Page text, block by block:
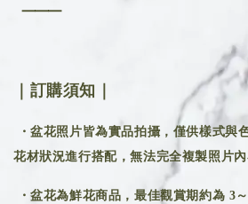
⸻
｜訂購須知｜
・盆花照片皆為實品拍攝，僅供樣式與
花材狀況進行搭配，無法完全複製照片內
・盆花為鮮花商品，最佳觀賞期約為 3